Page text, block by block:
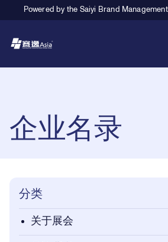
Powered by the Saiyi Brand
企业名录
分类
关于展会